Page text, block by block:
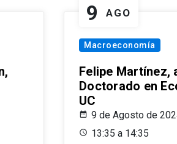
9 AGO
Macroeconomía
Felipe Martínez,
Doctorado en
UC
9 de Agosto de
13:35 a 14:35